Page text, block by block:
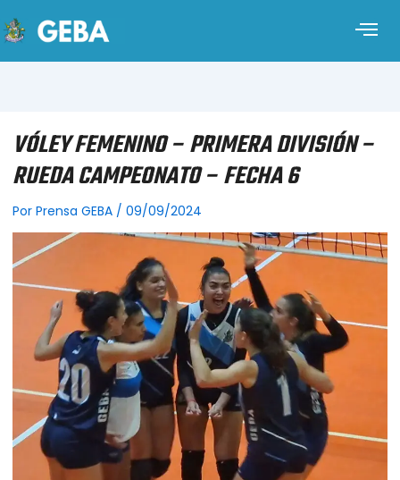
VÓLEY FEMENINO – PRIMERA DIVISIÓN –
RUEDA CAMPEONATO – FECHA 6
Por Prensa GEBA / 09/09/2024